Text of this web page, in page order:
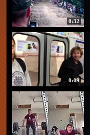
0:32
0:09